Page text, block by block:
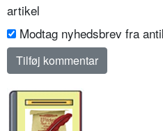
artikel
Modtag nyhedsbrev fra